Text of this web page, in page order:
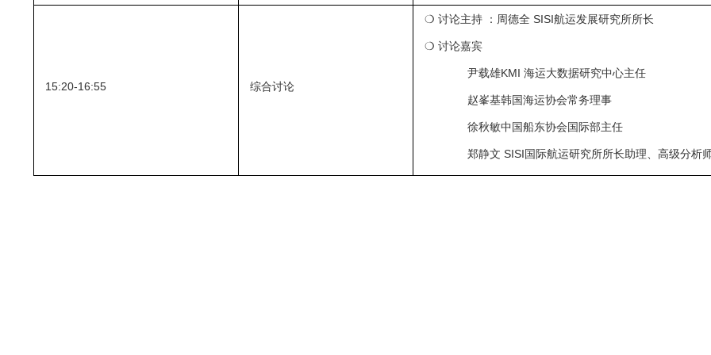
15:20-16:55 综合讨论
❍ 讨论主持 ：周德全 SISI航运发展研究所所长
❍ 讨论嘉宾
尹载雄KMI 海运大数据研究中心主任
赵峯基韩国海运协会常务理事
徐秋敏中国船东协会国际部主任
郑静文 SISI国际航运研究所所长助理、高级分析